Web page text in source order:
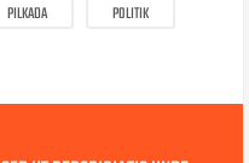
PILKADA
POLITIK